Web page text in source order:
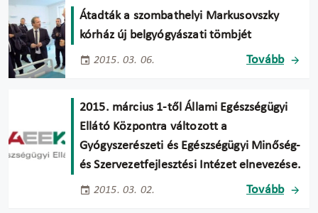
Átadták a szombathelyi Markusovszky
kórház új belgyógyászati tömbjét
2015. 03. 06. Tovább
2015. március 1-től Állami Egészségügyi
Ellátó Központra változott a
Gyógyszerészeti és Egészségügyi Minőség-
és Szervezetfejlesztési Intézet elnevezése.
2015. 03. 02. Tovább